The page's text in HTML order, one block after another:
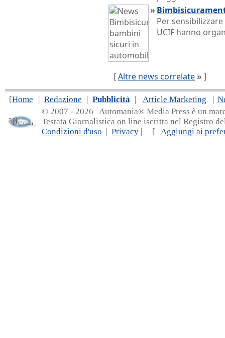
»
Per
UCIF hanno
[Altre news correlate » ]
[Home | Redazione | Pubblicità | Article Marketing |
© 2007 - 2026 Automania® Media Press è un
Testata Giornalistica on line iscritta nel Registro
Condizioni d'uso | Privacy | [ Aggiungi ai